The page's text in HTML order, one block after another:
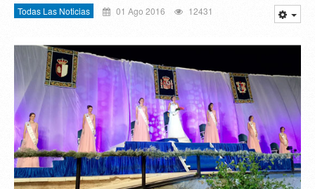
Todas Las Noticias 01 Ago 2016 12431